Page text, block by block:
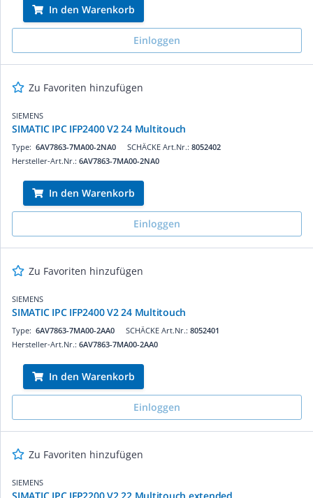
In den Warenkorb
Einloggen
Zu Favoriten hinzufügen
SIEMENS
SIMATIC IPC IFP2400 V2 24 Multitouch
SCHÄCKE Art.Nr.: 8052402
Type: 6AV7863-7MA00-2NA0
Hersteller-Art.Nr.: 6AV7863-7MA00-2NA0
In den Warenkorb
Einloggen
Zu Favoriten hinzufügen
SIEMENS
SIMATIC IPC IFP2400 V2 24 Multitouch
SCHÄCKE Art.Nr.: 8052401
Type: 6AV7863-7MA00-2AA0
Hersteller-Art.Nr.: 6AV7863-7MA00-2AA0
In den Warenkorb
Einloggen
Zu Favoriten hinzufügen
SIEMENS